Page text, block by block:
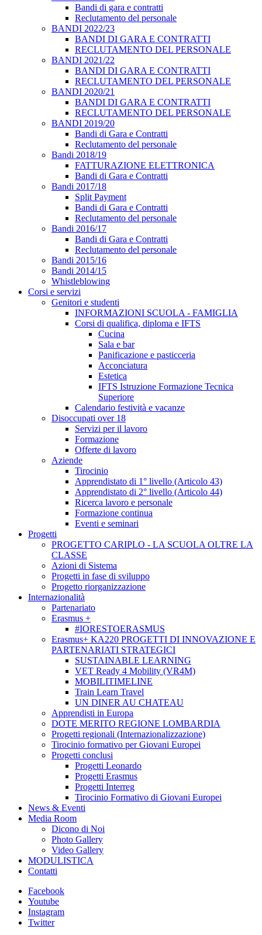
Bandi di gara e contratti
Reclutamento del personale
BANDI 2022/23
BANDI DI GARA E CONTRATTI
RECLUTAMENTO DEL PERSONALE
BANDI 2021/22
BANDI DI GARA E CONTRATTI
RECLUTAMENTO DEL PERSONALE
BANDI 2020/21
BANDI DI GARA E CONTRATTI
RECLUTAMENTO DEL PERSONALE
BANDI 2019/20
Bandi di Gara e Contratti
Reclutamento del personale
Bandi 2018/19
FATTURAZIONE ELETTRONICA
Bandi di Gara e Contratti
Bandi 2017/18
Split Payment
Bandi di Gara e Contratti
Reclutamento del personale
Bandi 2016/17
Bandi di Gara e Contratti
Reclutamento del personale
Bandi 2015/16
Bandi 2014/15
Whistleblowing
Corsi e servizi
Genitori e studenti
INFORMAZIONI SCUOLA - FAMIGLIA
Corsi di qualifica, diploma e IFTS
Cucina
Sala e bar
Panificazione e pasticceria
Acconciatura
Estetica
IFTS Istruzione Formazione Tecnica
Superiore
Calendario festività e vacanze
Disoccupati over 18
Servizi per il lavoro
Formazione
Offerte di lavoro
Aziende
Tirocinio
Apprendistato di 1° livello (Articolo 43)
Apprendistato di 2° livello (Articolo 44)
Ricerca lavoro e personale
Formazione continua
Eventi e seminari
Progetti
PROGETTO CARIPLO - LA SCUOLA OLTRE LA
CLASSE
Azioni di Sistema
Progetti in fase di sviluppo
Progetto riorganizzazione
Internazionalità
Partenariato
Erasmus +
#IORESTOERASMUS
Erasmus+ KA220 PROGETTI DI INNOVAZIONE E
PARTENARIATI STRATEGICI
SUSTAINABLE LEARNING
VET Ready 4 Mobility (VR4M)
MOBILITIMELINE
Train Learn Travel
UN DINER AU CHATEAU
Apprendisti in Europa
DOTE MERITO REGIONE LOMBARDIA
Progetti regionali (Internazionalizzazione)
Tirocinio formativo per Giovani Europei
Progetti conclusi
Progetti Leonardo
Progetti Erasmus
Progetti Interreg
Tirocinio Formativo di Giovani Europei
News & Eventi
Media Room
Dicono di Noi
Photo Gallery
Video Gallery
MODULISTICA
Contatti
Facebook
Youtube
Instagram
Twitter